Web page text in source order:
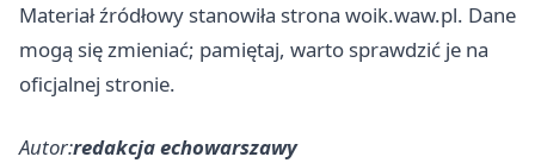
Materiał źródłowy stanowiła strona woik.waw.pl. Dane
mogą się zmieniać; pamiętaj, warto sprawdzić je na
oficjalnej stronie.
Autor:redakcja echowarszawy